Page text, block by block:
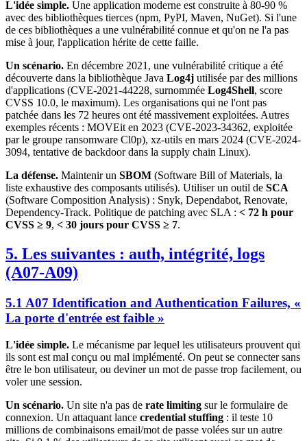
L'idée simple. Une application moderne est construite à 80-90 %
avec des bibliothèques tierces (npm, PyPI, Maven, NuGet). Si l'une
de ces bibliothèques a une vulnérabilité connue et qu'on ne l'a pas
mise à jour, l'application hérite de cette faille.
Un scénario. En décembre 2021, une vulnérabilité critique a été
découverte dans la bibliothèque Java Log4j utilisée par des millions
d'applications (CVE-2021-44228, surnommée Log4Shell, score
CVSS 10.0, le maximum). Les organisations qui ne l'ont pas
patchée dans les 72 heures ont été massivement exploitées. Autres
exemples récents : MOVEit en 2023 (CVE-2023-34362, exploitée
par le groupe ransomware Cl0p), xz-utils en mars 2024 (CVE-2024-
3094, tentative de backdoor dans la supply chain Linux).
La défense. Maintenir un SBOM (Software Bill of Materials, la
liste exhaustive des composants utilisés). Utiliser un outil de SCA
(Software Composition Analysis) : Snyk, Dependabot, Renovate,
Dependency-Track. Politique de patching avec SLA : < 72 h pour
CVSS ≥ 9, < 30 jours pour CVSS ≥ 7.
5. Les suivantes : auth, intégrité, logs
(A07-A09)
5.1 A07 Identification and Authentication Failures, «
La porte d'entrée est faible »
L'idée simple. Le mécanisme par lequel les utilisateurs prouvent qui
ils sont est mal conçu ou mal implémenté. On peut se connecter sans
être le bon utilisateur, ou deviner un mot de passe trop facilement, ou
voler une session.
Un scénario. Un site n'a pas de rate limiting sur le formulaire de
connexion. Un attaquant lance credential stuffing : il teste 10
millions de combinaisons email/mot de passe volées sur un autre